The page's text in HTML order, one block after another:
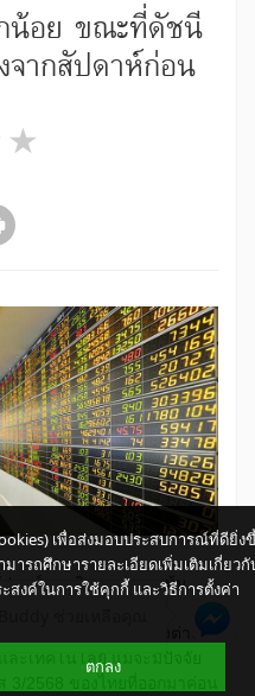
น้อย ขณะที่ดัชนี
ากสัปดาห์ก่อน
4 stars
ดาห์ตามทิศทางตลาดหุ้น
ดาห์ตามแรงซื้อของต่าง
ะเทคโนโลยี แม้จะมีปัจจัย
เพื่อส่งมอบประสบการณ์ที่ดียิ่ง
รถศึกษารายละเอียดเพิ่มเติมเกี่ยวกั
สงค์ในการใช้คุกกี้ และวิธีการตั้งค่า
ตกลง
ช่วยเหลือคุณ